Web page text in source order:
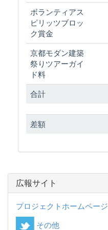
ボランティアス
ピリッツブロッ
ク賞金
京都モダン建築
祭りツアーガイ
ド料
合計
差額
広報サイト
プロジェクトホームページ
その他